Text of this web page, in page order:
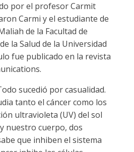
por el profesor Carmit
Carmi y el estudiante de
de la Facultad de
la Salud de la Universidad
fue publicado en la revista
sucedió por casualidad.
tanto el cáncer como los
ultravioleta (UV) del sol
nuestro cuerpo, dos
que inhiben el sistema